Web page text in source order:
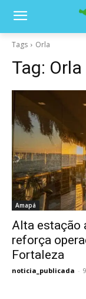
Tags Orla
Tag: Orla
Amapá
Alta estação
reforça
Fortaleza
noticia_publicada -